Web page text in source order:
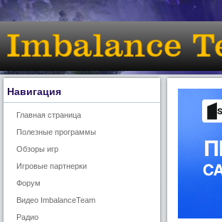
Навигация
Главная страница
Полезные программы
Обзоры игр
Игровые партнерки
Форум
Видео ImbalanceTeam
Радио